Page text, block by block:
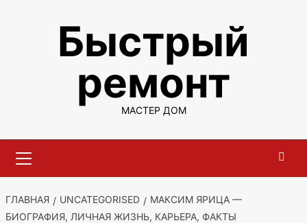
содержимомуБыстрый
ремонт
МАСТЕР ДОМ
меню
ГЛАВНАЯ UNCATEGORISED
МАКСИМ ЯРИЦА —
БИОГРАФИЯ, ЛИЧНАЯ ЖИЗНЬ, КАРЬЕРА, ФАКТЫ